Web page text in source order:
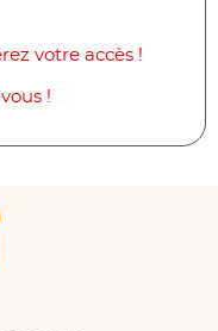
votre accès !
!